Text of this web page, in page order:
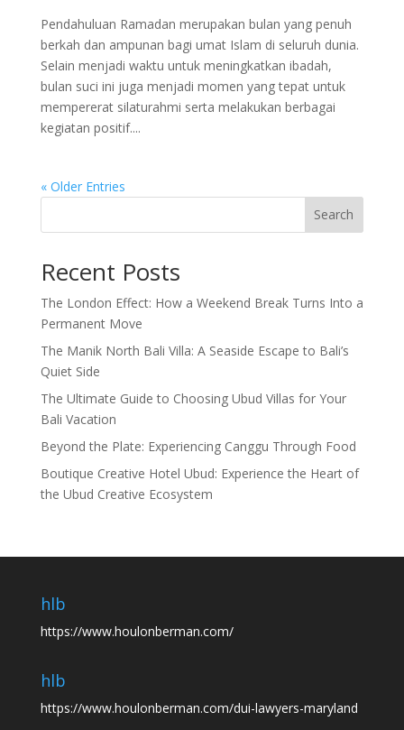
Pendahuluan Ramadan merupakan bulan yang penuh
berkah dan ampunan bagi umat Islam di seluruh dunia.
Selain menjadi waktu untuk meningkatkan ibadah,
bulan suci ini juga menjadi momen yang tepat untuk
mempererat silaturahmi serta melakukan berbagai
kegiatan positif....
« Older Entries
Search
Recent Posts
The London Effect: How a Weekend Break Turns Into a
Permanent Move
The Manik North Bali Villa: A Seaside Escape to Bali’s
Quiet Side
The Ultimate Guide to Choosing Ubud Villas for Your
Bali Vacation
Beyond the Plate: Experiencing Canggu Through Food
Boutique Creative Hotel Ubud: Experience the Heart of
the Ubud Creative Ecosystem
hlb
https://www.houlonberman.com/
hlb
https://www.houlonberman.com/dui-lawyers-maryland